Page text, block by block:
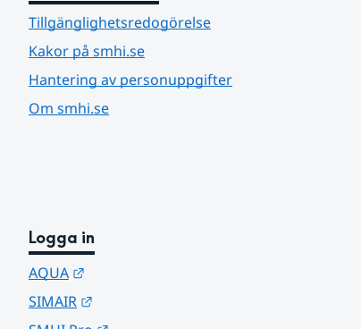
Tillgänglighetsredogörelse
Kakor på smhi.se
Hantering av personuppgifter
Om smhi.se
Logga in
AQUA
SIMAIR